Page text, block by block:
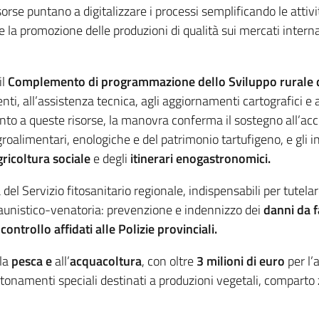
puntano a digitalizzare i processi semplificando le
promozione delle produzioni di qualità sui mercati
Complemento di programmazione dello Sviluppo
all’assistenza tecnica, agli aggiornamenti cartografici
a queste risorse, la manovra conferma il sostegno
enologiche e del patrimonio tartufigeno, e gli
socialee degli itinerari enogastronomici.
Servizio fitosanitario regionale, indispensabili per
venatoria: prevenzione e indennizzo deidanni da
affidati alle Polizie provinciali.
pesca eall’acquacoltura, con oltre3 milioni di euro per
speciali destinati a produzioni vegetali,